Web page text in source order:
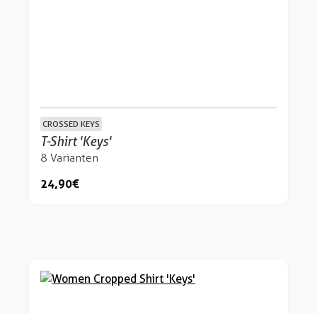
CROSSED KEYS
T-Shirt 'Keys'
8 Varianten
24,90 €